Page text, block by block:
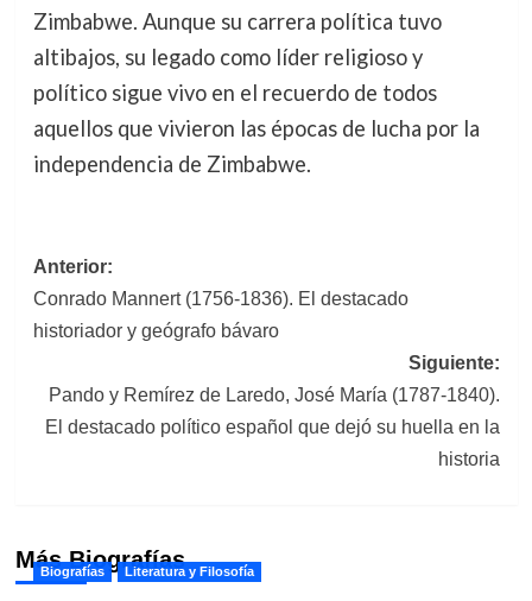
Zimbabwe. Aunque su carrera política tuvo
altibajos, su legado como líder religioso y
político sigue vivo en el recuerdo de todos
aquellos que vivieron las épocas de lucha por la
independencia de Zimbabwe.
Navegación
de
entradas
Anterior:
Conrado Mannert (1756-1836). El destacado
historiador y geógrafo bávaro
Siguiente:
Pando y Remírez de Laredo, José María (1787-1840).
El destacado político español que dejó su huella en la
historia
Más Biografías
Biografías Literatura y Filosofía